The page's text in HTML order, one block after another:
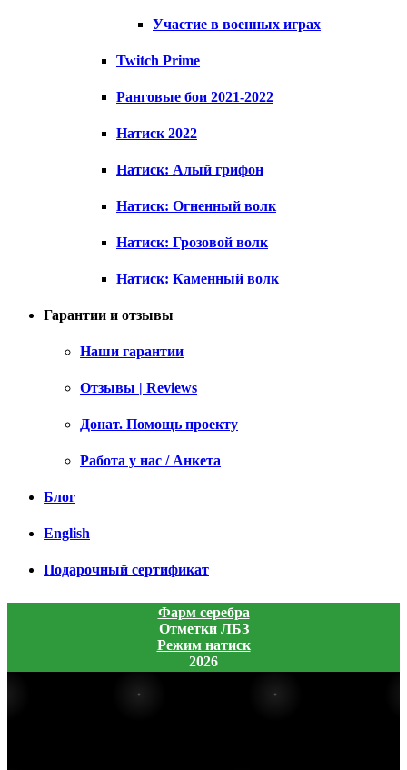
Участие в военных играх
Twitch Prime
Ранговые бои 2021-2022
Натиск 2022
Натиск: Алый грифон
Натиск: Огненный волк
Натиск: Грозовой волк
Натиск: Каменный волк
Гарантии и отзывы
Наши гарантии
Отзывы | Reviews
Донат. Помощь проекту
Работа у нас / Анкета
Блог
English
Подарочный сертификат
Фарм серебра
Отметки ЛБЗ
Режим натиск
2026